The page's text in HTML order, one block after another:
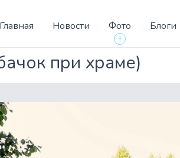
Главная Новости
Фото
+
Блоги
при храме)